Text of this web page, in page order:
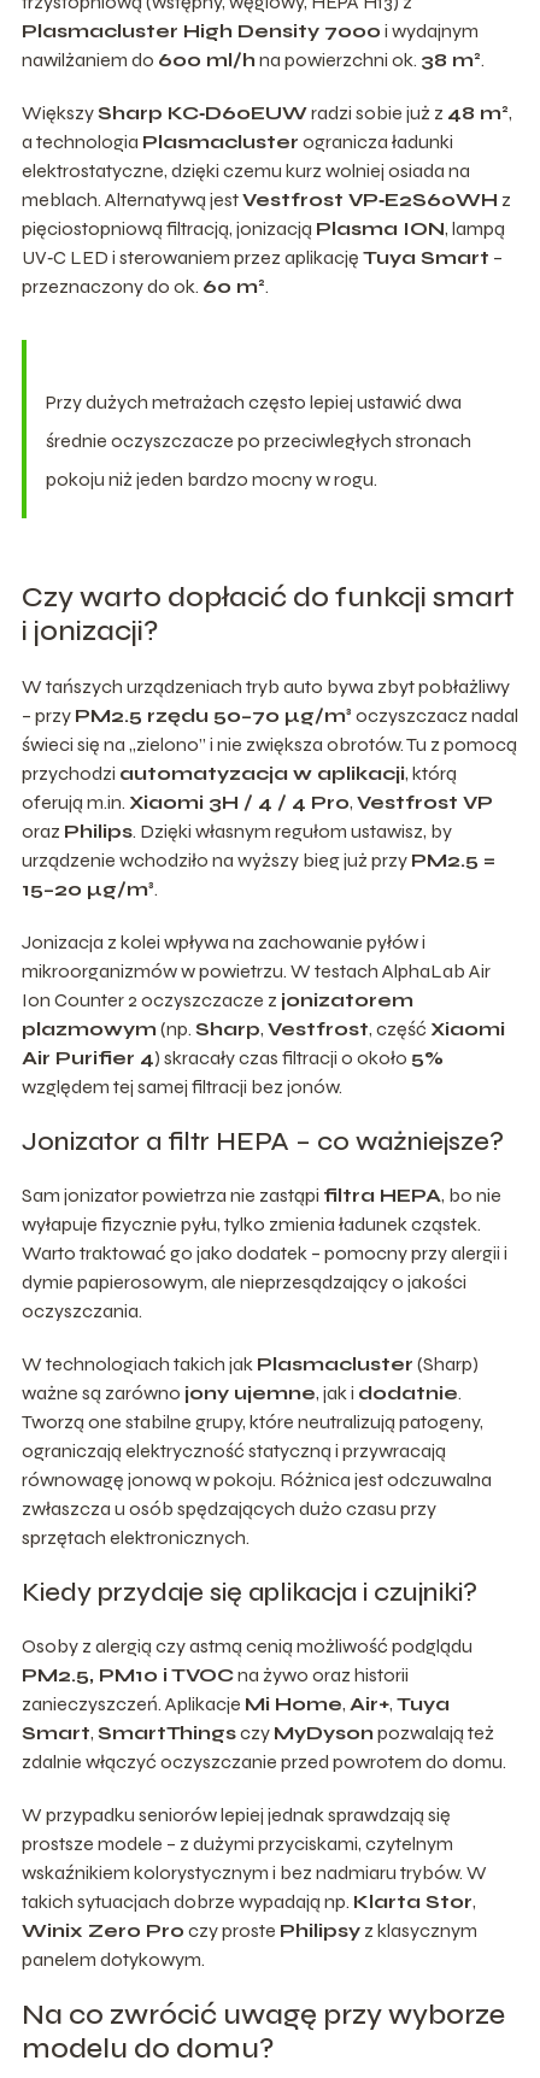
Plasmacluster High Density 7000 i wydajnym
nawilżaniem do 600 ml/h na powierzchni ok. 38 m².
WiększySharp KC‑D60EUWradzi sobie już z 48 m²,
a technologia Plasmacluster ogranicza ładunki
elektrostatyczne, dzięki czemu kurz wolniej osiada na
meblach. Alternatywą jestVestfrost VP‑E2S60WH z
pięciostopniową filtracją, jonizacją Plasma ION, lampą
UV‑C LED i sterowaniem przez aplikację Tuya Smart –
przeznaczony do ok. 60 m².
Przy dużych metrażach często lepiej ustawić dwa
średnie oczyszczacze po przeciwległych stronach
pokoju niż jeden bardzo mocny w rogu.
Czy warto dopłacić do funkcji smart
i jonizacji?
W tańszych urządzeniach tryb auto bywa zbyt pobłażliwy
– przy PM2.5 rzędu 50–70 µg/m³ oczyszczacz nadal
świeci się na „zielono” i nie zwiększa obrotów. Tu z pomocą
przychodzi automatyzacja w aplikacji, którą
oferują m.in. Xiaomi 3H / 4 / 4 Pro, Vestfrost VP
oraz Philips. Dzięki własnym regułom ustawisz, by
urządzenie wchodziło na wyższy bieg już przy PM2.5 =
15–20 µg/m³.
Jonizacja z kolei wpływa na zachowanie pyłów i
mikroorganizmów w powietrzu. W testach AlphaLab Air
Ion Counter 2 oczyszczacze z jonizatorem
plazmowym (np. Sharp, Vestfrost, część Xiaomi
Air Purifier 4) skracały czas filtracji o około 5%
względem tej samej filtracji bez jonów.
Jonizator a filtr HEPA – co ważniejsze?
Sam jonizator powietrza nie zastąpi filtra HEPA, bo nie
wyłapuje fizycznie pyłu, tylko zmienia ładunek cząstek.
Warto traktować go jako dodatek – pomocny przy alergii i
dymie papierosowym, ale nieprzesądzający o jakości
oczyszczania.
W technologiach takich jak Plasmacluster (Sharp)
ważne są zarówno jony ujemne, jak i dodatnie.
Tworzą one stabilne grupy, które neutralizują patogeny,
ograniczają elektryczność statyczną i przywracają
równowagę jonową w pokoju. Różnica jest odczuwalna
zwłaszcza u osób spędzających dużo czasu przy
sprzętach elektronicznych.
Kiedy przydaje się aplikacja i czujniki?
Osoby z alergią czy astmą cenią możliwość podglądu
PM2.5, PM10 i TVOCna żywo oraz historii
zanieczyszczeń. Aplikacje Mi Home, Air+, Tuya
Smart, SmartThingsczy MyDyson pozwalają też
zdalnie włączyć oczyszczanie przed powrotem do domu.
W przypadku seniorów lepiej jednak sprawdzają się
prostsze modele – z dużymi przyciskami, czytelnym
wskaźnikiem kolorystycznym i bez nadmiaru trybów. W
takich sytuacjach dobrze wypadają np. Klarta Stor,
Winix Zero Pro czy proste Philipsyz klasycznym
panelem dotykowym.
Na co zwrócić uwagę przy wyborze
modelu do domu?